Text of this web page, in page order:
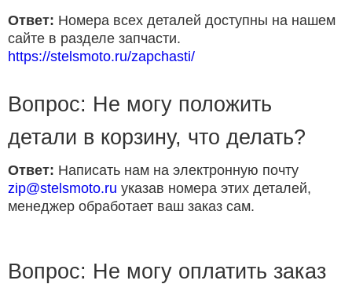
Ответ: Номера всех деталей доступны на нашем
сайте в разделе запчасти.
https://stelsmoto.ru/zapchasti/
Вопрос: Не могу положить
детали в корзину, что делать?
Ответ: Написать нам на электронную почту
zip@stelsmoto.ru указав номера этих деталей,
менеджер обработает ваш заказ сам.
Вопрос: Не могу оплатить заказ